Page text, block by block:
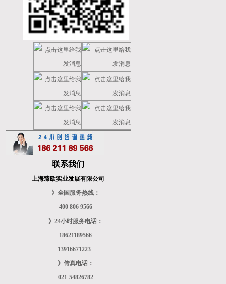
联系我们
上海臻欧实业发展有限公司
》全国服务热线：
400 806 9566
》24小时服务电话：
18621189566
13916671223
》传真电话：
021-54826782